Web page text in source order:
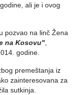
ali je i ovog
pozvao na linč Žena
na Kosovu",
godine.
premeštanja iz
zainteresovana za
sutkinja.